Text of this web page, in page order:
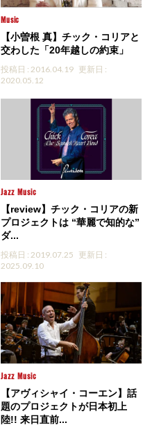
Music
【小曽根 真】チック・コリアと
交わした「20年越しの約束」
投稿日 : 2016.04.19 更新日 :
2020.05.12
Jazz Music
【review】チック・コリアの新
プロジェクトは “華麗で知的な”
ダ...
投稿日 : 2019.07.25 更新日 :
2025.09.10
Jazz Music
【アヴィシャイ・コーエン】話
題のプロジェクトが日本初上
陸!! 来日直前...